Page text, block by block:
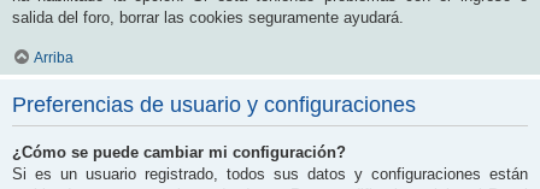
salida del foro, borrar las cookies seguramente ayudará.
Arriba
Preferencias de usuario y configuraciones
¿Cómo se puede cambiar mi configuración?
Si es un usuario registrado, todos sus datos y configuraciones están